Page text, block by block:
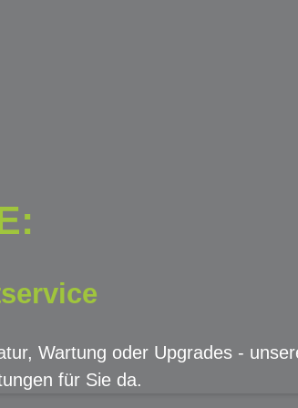
Wartung oder Upgrades -
für Sie da.